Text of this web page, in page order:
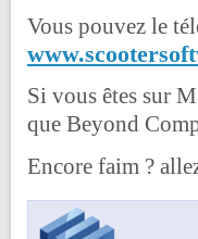
Vous pouvez le
Si vous êtes sur
que Beyond
Encore faim ?